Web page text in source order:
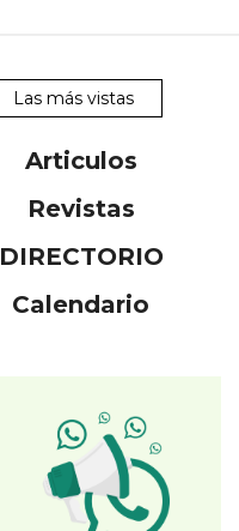
Las más vistas
Articulos
Revistas
DIRECTORIO
Calendario